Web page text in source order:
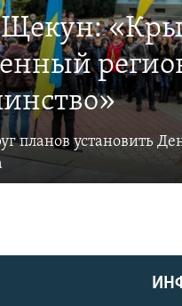
планов установить